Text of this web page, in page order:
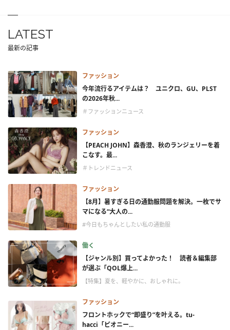
LATEST
最新の記事
ファッション
今年流行るアイテムは？ ユニクロ、GU、PLST
の2026年秋...
＃ファッションニュース
ファッション
【PEACH JOHN】森香澄、秋のランジェリーを着
こなす。最...
＃トレンドニュース
ファッション
【8月】暑すぎる日の通勤服問題を解決。一枚でサ
マになる“大人の...
#今日もちゃんとしたい私の通勤服
働く
【ジャンル別】買ってよかった！ 読者＆編集部
が選ぶ「QOL爆上...
【特集】夏を、軽やかに、おしゃれに。
ファッション
フロントホックで“即盛り”を叶える。tu-
hacci「ピオニー...